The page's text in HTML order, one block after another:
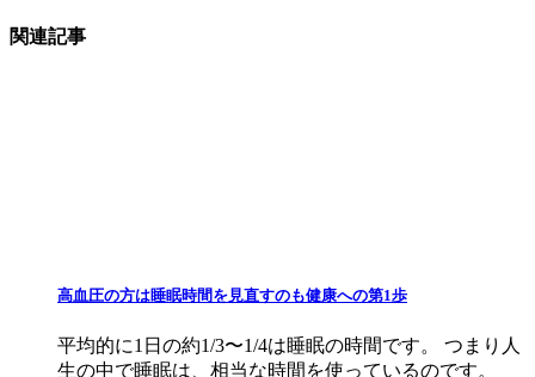
関連記事
高血圧の方は睡眠時間を見直すのも健康への第1歩
平均的に1日の約1/3〜1/4は睡眠の時間です。 つまり人
生の中で睡眠は、相当な時間を使っているのです。